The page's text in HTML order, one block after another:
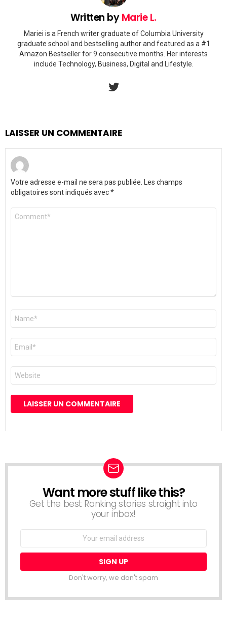
Written byMarie L.
Mariei is a French writer graduate of Columbia University
graduate school and bestselling author and featured as a #1
Amazon Bestseller for 9 consecutive months. Her interests
include Technology, Business, Digital and Lifestyle.
LAISSER UN COMMENTAIRE
Votre adresse e-mail ne sera pas publiée.
Les champs
obligatoires sont indiqués avec*
Commentaire
Nom
E-
mail
*
Site
web
NEWSLETTER
Want more stuff like this?
Get the best Ranking stories straight into
your inbox!
Email
Don't worry, we don't spam